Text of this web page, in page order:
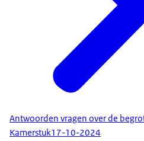
Antwoorden vragen over de
Kamerstuk17-10-2024